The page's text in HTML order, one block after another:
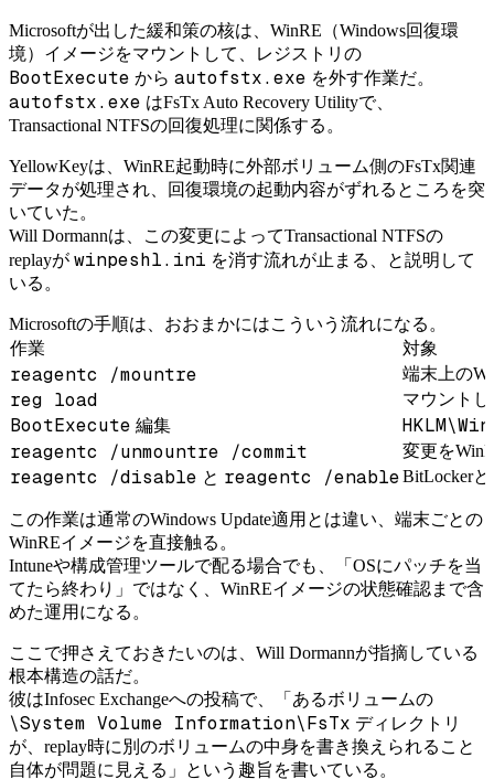
Microsoftが出した緩和策の核は、WinRE（Windows回復環
境）イメージをマウントして、レジストリの
BootExecute から autofstx.exe を外す作業だ。
autofstx.exe はFsTx Auto Recovery Utilityで、
Transactional NTFSの回復処理に関係する。
YellowKeyは、WinRE起動時に外部ボリューム側のFsTx関連
データが処理され、回復環境の起動内容がずれるところを突
いていた。
Will Dormannは、この変更によってTransactional NTFSの
replayが winpeshl.ini を消す流れが止まる、と説明して
いる。
Microsoftの手順は、おおまかにはこういう流れになる。
作業
対象
reagentc /mountre 端末上の
reg load マウント
BootExecute 編集
reagentc /unmountre /commit
変更を
reagentc /disable と reagentc /enableBitLocker
この作業は通常のWindows Update適用とは違い、端末ごとの
WinREイメージを直接触る。
Intuneや構成管理ツールで配る場合でも、「OSにパッチを当
てたら終わり」ではなく、WinREイメージの状態確認まで含
めた運用になる。
ここで押さえておきたいのは、Will Dormannが指摘している
根本構造の話だ。
彼はInfosec Exchangeへの投稿で、「あるボリュームの
\System Volume Information\FsTx ディレクトリ
が、replay時に別のボリュームの中身を書き換えられること
自体が問題に見える」という趣旨を書いている。